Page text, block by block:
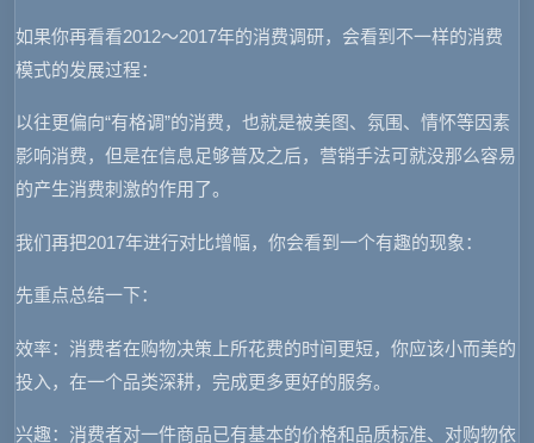
如果你再看看2012～2017年的消费调研，会看到不一样的消费
模式的发展过程：
以往更偏向“有格调”的消费，也就是被美图、氛围、情怀等因素
影响消费，但是在信息足够普及之后，营销手法可就没那么容易
的产生消费刺激的作用了。
我们再把2017年进行对比增幅，你会看到一个有趣的现象：
先重点总结一下：
效率：消费者在购物决策上所花费的时间更短，你应该小而美的
投入，在一个品类深耕，完成更多更好的服务。
兴趣：消费者对一件商品已有基本的价格和品质标准、对购物依